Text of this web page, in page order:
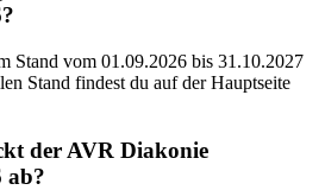
Stand vom 01.09.2026 bis 31.10.2027
Stand findest du auf der Hauptseite
der AVR Diakonie
ab?